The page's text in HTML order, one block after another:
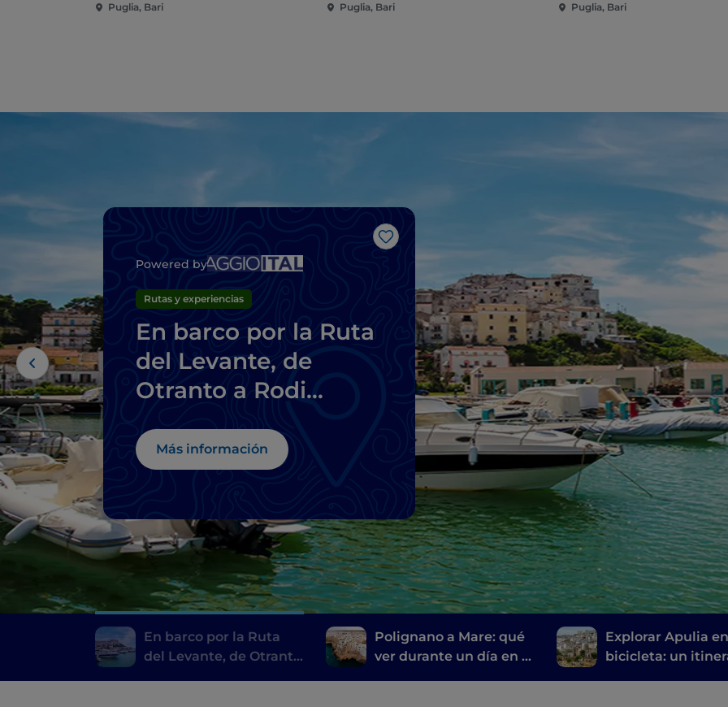
Puglia, Bari Puglia, Bari Puglia, Bari
Me gusta
Powered by
Rutas y experiencias
En barco por la Ruta
del Levante, de
Otranto a Rodi
Más información
En barco por la Ruta
del Levante, de Otranto
Polignano a Mare: qué
ver durante un día en la
Explorar Apulia en
bicicleta: un